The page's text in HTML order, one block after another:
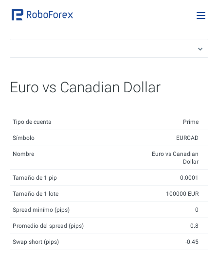
Euro vs Canadian Dollar
Tipo de cuenta Prime
Símbolo EURCAD
Nombre
Euro vs Canadian
Dollar
Tamaño de 1 pip 0.0001
Tamaño de 1 lote 100000 EUR
Spread minímo (pips) 0
Promedio del spread (pips) 0.8
Swap short (pips) -0.45